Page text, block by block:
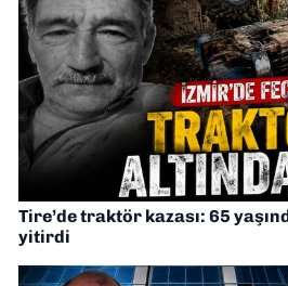
Tire’de traktör kazası: 65
yitirdi